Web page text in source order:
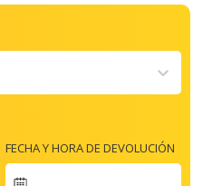
FECHA Y HORA DE DEVOLUCIÓN